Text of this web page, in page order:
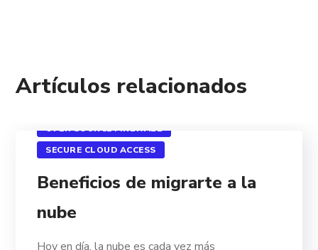
Artículos relacionados
CÓMPUTO EN LA NUBE
OPEN SOURCE FIREWALL
SECURE CLOUD ACCESS
Beneficios de migrarte a la
nube
Hoy en día, la nube es cada vez más